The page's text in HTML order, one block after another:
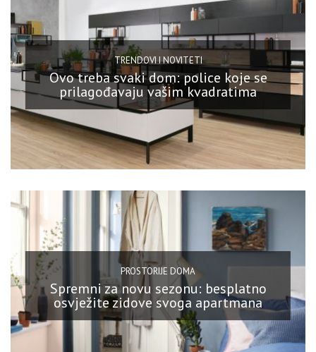
TRENDOVI I NOVITETI
Ovo treba svaki dom: police koje se
prilagođavaju vašim kvadratima
PROSTORIJE DOMA
Spremni za novu sezonu: besplatno
osvježite zidove svoga apartmana